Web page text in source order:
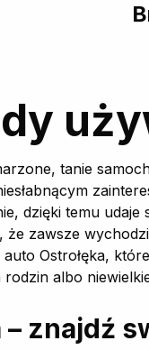
tanie
dzięki temu
zawsze
Ostrołęka,
albo
znajdź